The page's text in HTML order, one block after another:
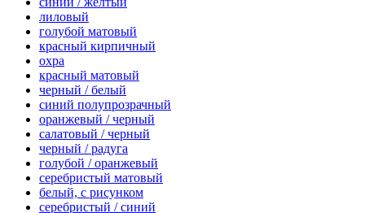
лиловый
голубой матовый
красный кирпичный
охра
красный матовый
черный / белый
синий полупрозрачный
оранжевый / черный
салатовый / черный
черный / радуга
голубой / оранжевый
серебристый матовый
белый, с рисунком
серебристый / синий